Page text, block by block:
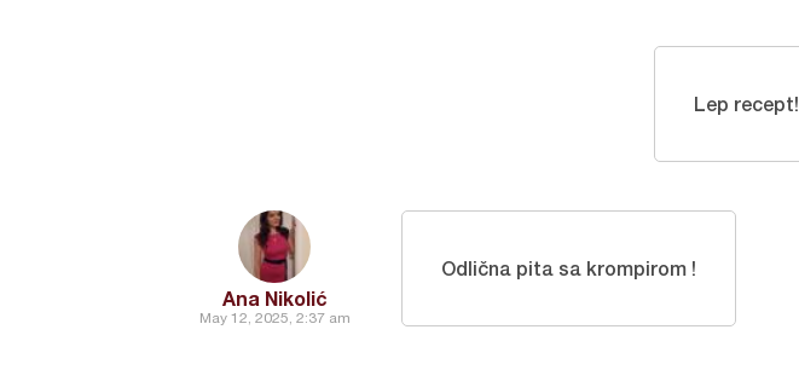
Lep recept!
Ana Nikolić
May 12, 2025, 2:37 am
Odlična pita sa krompirom !